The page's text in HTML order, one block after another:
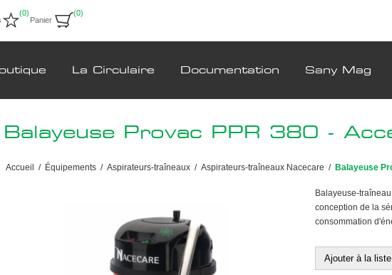
(0)
Panier
(0)
La Circulaire Documentation Sany Mag
Balayeuse Provac PPR 380 -
Accueil / Équipements / Aspirateurs-traîneaux / Aspirateurs-traîneaux Nacecare / Balayeuse
Balayeuse-
conception de la
consommation
Ajouter à la